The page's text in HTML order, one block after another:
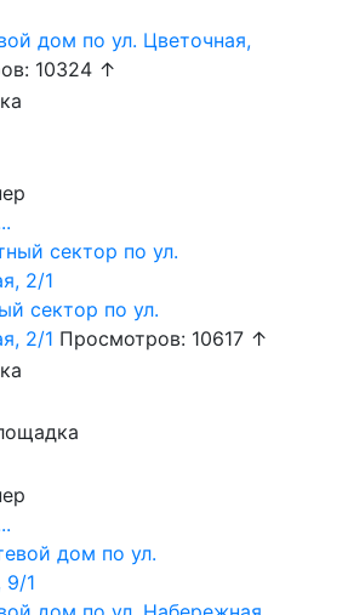
дом по ул. Цветочная,
10324 ↑
сектор по ул.
2/1 Просмотров: 10617 ↑